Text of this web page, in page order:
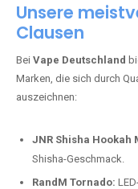
Unsere
Clausen
Bei Vape Deutschland
Marken, die sich durch
auszeichnen:
JNR Shisha Hookah
Shisha-Geschmack.
RandM Tornado: